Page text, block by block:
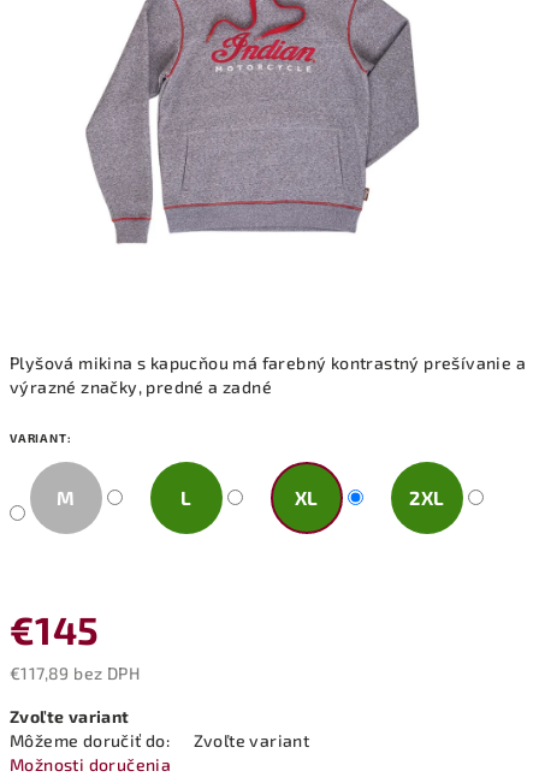
Plyšová mikina s kapucňou má farebný kontrastný prešívanie a
výrazné značky, predné a zadné
VARIANT:
M L XL 2XL
€145
€117,89 bez DPH
cena:
Zvoľte variant
Môžeme doručiť do:
Zvoľte variant
Možnosti doručenia